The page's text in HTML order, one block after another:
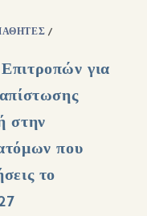
/
για
στην
που
το